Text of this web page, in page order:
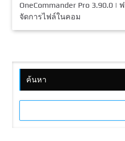
OneCommander Pro 3.90.0 |
จัดการไฟล์ในคอม
ค้นหา